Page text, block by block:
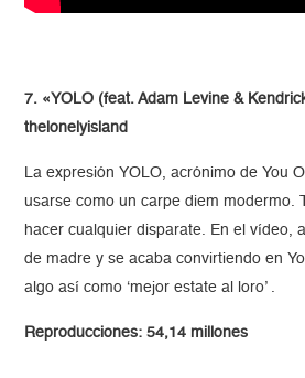
7. «YOLO (feat. Adam Levine &
thelonelyisland
La expresión YOLO, acrónimo de You
usarse como un carpe diem modermo.
hacer cualquier disparate. En el vídeo,
de madre y se acaba convirtiendo en
algo así como ‘mejor estate al loro’ .
Reproducciones: 54,14 millones